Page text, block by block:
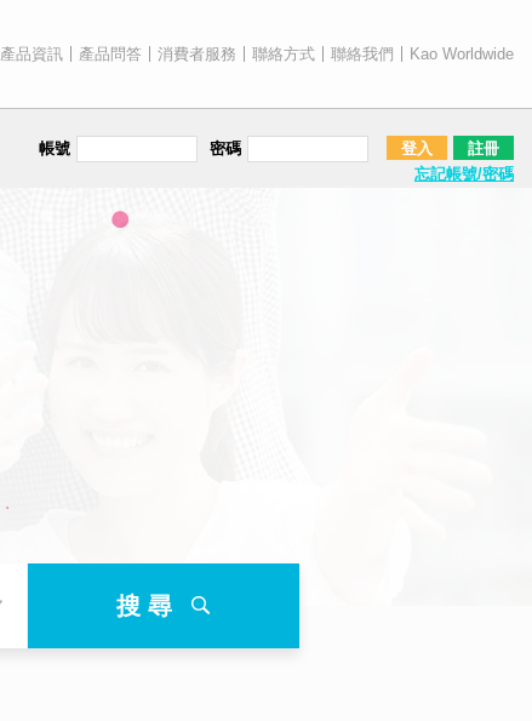
產品資訊 產品問答 消費者服務 聯絡方式 聯絡我們 Kao Worldwide
帳號 密碼 登入
註冊
忘記帳號/密碼
搜 尋